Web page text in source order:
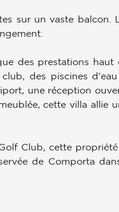
sur un vaste balcon.
des prestations haut
des piscines d'eau
une réception
cette villa allie
Club, cette
de Comporta